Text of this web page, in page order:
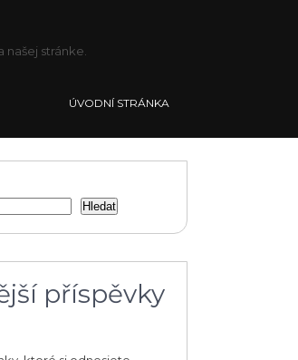
stránke.
ÚVODNÍ STRÁNKA
Hledat
příspěvky